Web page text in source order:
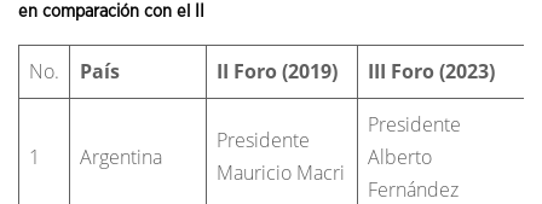
en comparación con el II
No. País II Foro (2019) III Foro (2023)
1 Argentina
Presidente
Mauricio Macri
Presidente
Alberto
Fernández